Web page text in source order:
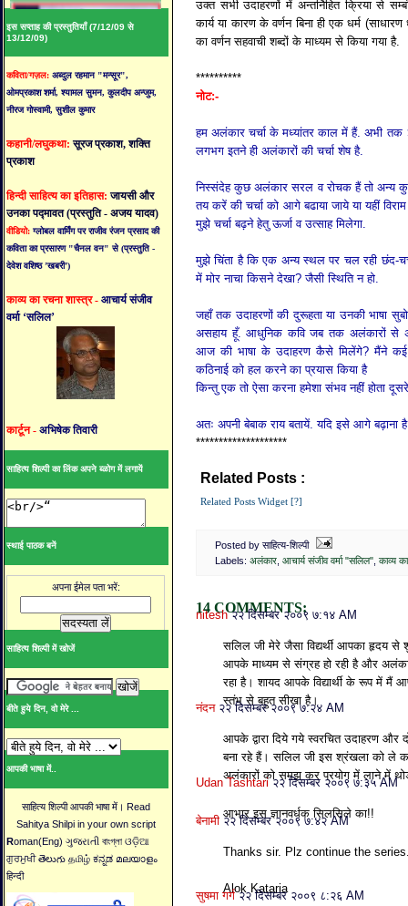
इस सप्ताह की प्रस्तुतियाँ (7/12/09 से
13/12/09)
कविता/गज़ल: अब्दुल रहमान "मन्सूर",
ओमप्रकाश शर्मा, श्यामल सुमन, कुलदीप अन्जुम,
नीरज गोस्वामी, सुशील कुमार
कहानी/लघुकथा:सूरज प्रकाश, शक्ति
प्रकाश
हिन्दी साहित्य का इतिहास:जायसी और
उनका पद्मावत (प्रस्तुति - अजय यादव)
वीडियो: ग्लोबल वार्मिंग पर राजीव रंजन प्रसाद की
कविता का प्रसारण "चैनल वन" से (प्रस्तुति -
देवेश वशिष्ठ ’खबरी’)
काव्य का रचना शास्त्र - आचार्य संजीव
वर्मा ‘सलिल’
कार्टून - अभिषेक तिवारी
साहित्य शिल्पी का लिंक अपने ब्ळोग में लगायें
स्थाई पाठक बनें
अपना ईमेल पता भरें:
साहित्य शिल्पी में खोजें
बीते हुये दिन, वो मेरे ...
आपकी भाषा में..
साहित्य शिल्पी आपकी भाषा में। Read
Sahitya Shilpi in your own script
Roman(Eng) ગુજરાતી বাংগ্লা ଓଡ଼ିଆ
ਗੁਰਮੁਖੀ తెలుగు தமிழ் ಕನ್ನಡ മലയാളം
हिन्दी
उक्त सभी उदाहरणों में अन्तर्निहित क्रिया से
कार्य या कारण के वर्णन बिना ही एक धर्म (साधारण
का वर्णन सहवाची शब्दों के माध्यम से किया गया है.
**********
नोट:-
हम अलंकार चर्चा के मध्यांतर काल में हैं. अभी तक
लगभग इतने ही अलंकारों की चर्चा शेष है.
निस्संदेह कुछ अलंकार सरल व रोचक हैं तो अन्य
तय करें की चर्चा को आगे बढाया जाये या यहीं
मुझे चर्चा बढ़ने हेतु ऊर्जा व उत्साह मिलेगा.
मुझे चिंता है कि एक अन्य स्थल पर चल रही छंद-
में मोर नाचा किसने देखा? जैसी स्थिति न हो.
जहाँ तक उदाहरणों की दुरूहता या उनकी भाषा
असहाय हूँ. आधुनिक कवि जब तक अलंकारों से
आज की भाषा के उदाहरण कैसे मिलेंगे? मैंने कई
कठिनाई को हल करने का प्रयास किया है
किन्तु एक तो ऐसा करना हमेशा संभव नहीं होता
अतः अपनी बेबाक राय बतायें. यदि इसे आगे बढ़ाना
********************
Related Posts :
Related Posts Widget [?]
Posted by साहित्य-शिल्पी
Labels: अलंकार आचार्य संजीव वर्मा "सलिल" काव्य
14 COMMENTS:
nitesh २२ दिसम्बर २००९ ७:१४ AM
सलिल जी मेरे जैसा विद्यर्थी आपका हृदय से
आपके माध्यम से संग्रह हो रही है और
रहा है। शायद आपके विद्यार्थी के रूप में मैं
स्तंभ से बहुत सीखा है।
नंदन २२ दिसम्बर २००९ ७:२४ AM
आपके द्वारा दिये गये स्वरचित उदाहरण
बना रहे हैं। सलिल जी इस श्रंखला को ले
अलंकारों को समझ कर प्रयोग में लाने में
Udan Tashtari २२ दिसम्बर २००९ ७:३५ AM
आभार इस ज्ञानवर्धक सिलसिले का!!
बेनामी २२ दिसम्बर २००९ ७:४२ AM
Thanks sir. Plz continue the
Alok Kataria
सुषमा गर्ग २२ दिसम्बर २००९ ८:२६ AM